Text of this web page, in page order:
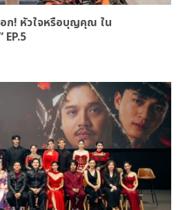
อก! หัวใจหรือบุญคุณ ใน